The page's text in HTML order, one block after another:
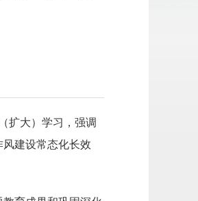
扩大）学习，强调
建设常态化长效